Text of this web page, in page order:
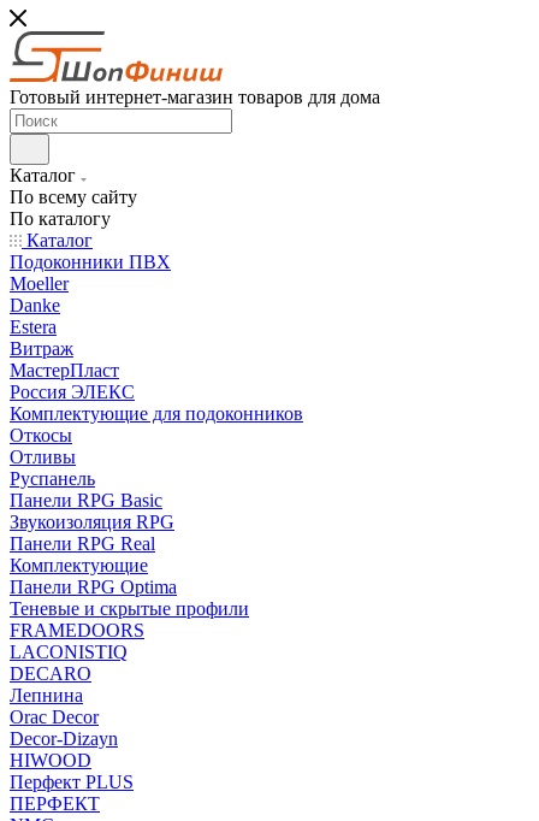
Готовый интернет-магазин товаров для дома
Каталог
По всему сайту
По каталогу
Каталог
Подоконники ПВХ
Moeller
Danke
Estera
Витраж
МастерПласт
Россия ЭЛЕКС
Комплектующие для подоконников
Откосы
Отливы
Руспанель
Панели RPG Basic
Звукоизоляция RPG
Панели RPG Real
Комплектующие
Панели RPG Optima
Теневые и скрытые профили
FRAMEDOORS
LACONISTIQ
DECARO
Лепнина
Orac Decor
Decor-Dizayn
HIWOOD
Перфект PLUS
ПЕРФЕКТ